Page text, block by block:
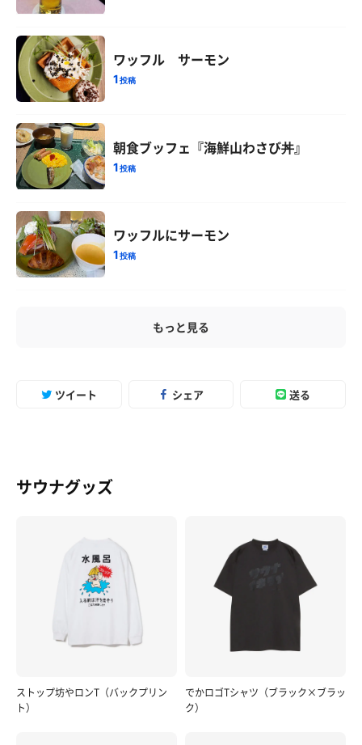
ワッフル サーモン
1投稿
朝食ブッフェ『海鮮山わさび丼』
1投稿
ワッフルにサーモン
1投稿
もっと見る
ツイート シェア 送る
サウナグッズ
ストップ坊やロンT（バックプリン
ト）
でかロゴTシャツ（ブラック×ブラッ
ク）